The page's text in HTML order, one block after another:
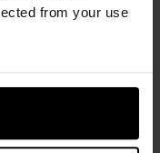
from your use